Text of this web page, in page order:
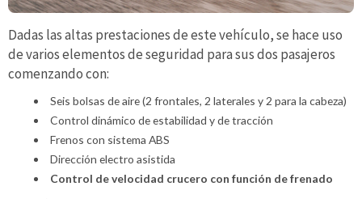
Dadas las altas prestaciones de este vehículo, se hace uso
de varios elementos de seguridad para sus dos pasajeros
comenzando con:
Seis bolsas de aire (2 frontales, 2 laterales y 2 para la cabeza)
Control dinámico de estabilidad y de tracción
Frenos con sistema ABS
Dirección electro asistida
Control de velocidad crucero con función de frenado